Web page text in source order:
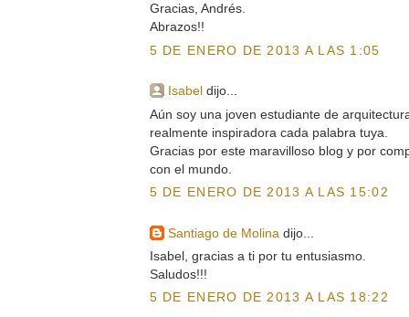
Gracias, Andrés.
Abrazos!!
5 DE ENERO DE 2013 A LAS 1:05
Isabeldijo...
Aún soy una joven estudiante de
realmente inspiradora cada palabra tuya.
Gracias por este maravilloso blog y por
con el mundo.
5 DE ENERO DE 2013 A LAS 15:02
Santiago de Molina dijo...
Isabel, gracias a ti por tu entusiasmo.
Saludos!!!
5 DE ENERO DE 2013 A LAS 18:22